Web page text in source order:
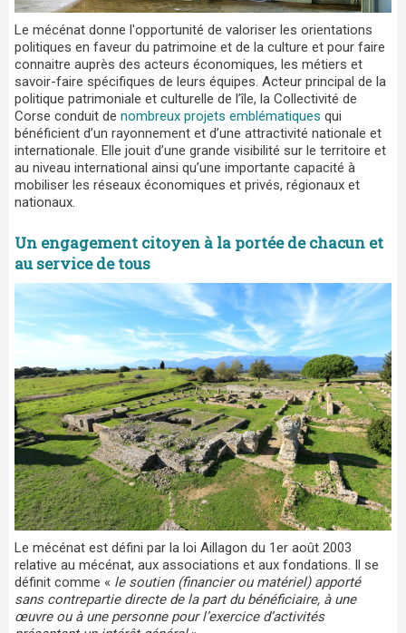
Le mécénat donne l'opportunité de valoriser les orientations
politiques en faveur du patrimoine et de la culture et pour faire
connaitre auprès des acteurs économiques, les métiers et
savoir-faire spécifiques de leurs équipes. Acteur principal de la
politique patrimoniale et culturelle de l’île, la Collectivité de
Corse conduit de nombreux projets emblématiques qui
bénéficient d’un rayonnement et d’une attractivité nationale et
internationale. Elle jouit d’une grande visibilité sur le territoire et
au niveau international ainsi qu’une importante capacité à
mobiliser les réseaux économiques et privés, régionaux et
nationaux.
Un engagement citoyen à la portée de chacun et
au service de tous
Le mécénat est défini par la loi Aillagon du 1er août 2003
relative au mécénat, aux associations et aux fondations. Il se
définit comme « le soutien (financier ou matériel) apporté
sans contrepartie directe de la part du bénéficiaire, à une
œuvre ou à une personne pour l’exercice d’activités